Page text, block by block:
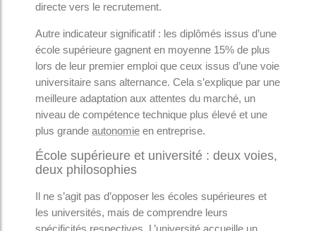
directe vers le recrutement.
Autre indicateur significatif : les diplômés issus d’une
école supérieure gagnent en moyenne 15% de plus
lors de leur premier emploi que ceux issus d’une voie
universitaire sans alternance. Cela s’explique par une
meilleure adaptation aux attentes du marché, un
niveau de compétence technique plus élevé et une
plus grande autonomie en entreprise.
École supérieure et université : deux voies,
deux philosophies
Il ne s’agit pas d’opposer les écoles supérieures et
les universités, mais de comprendre leurs